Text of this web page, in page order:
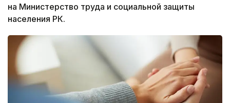
на Министерство труда и социальной защиты
населения РК.